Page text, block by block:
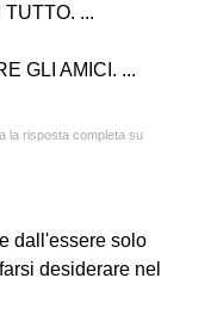
...
GLI AMICI. ...
la risposta completa su
dall'essere solo
desiderare nel